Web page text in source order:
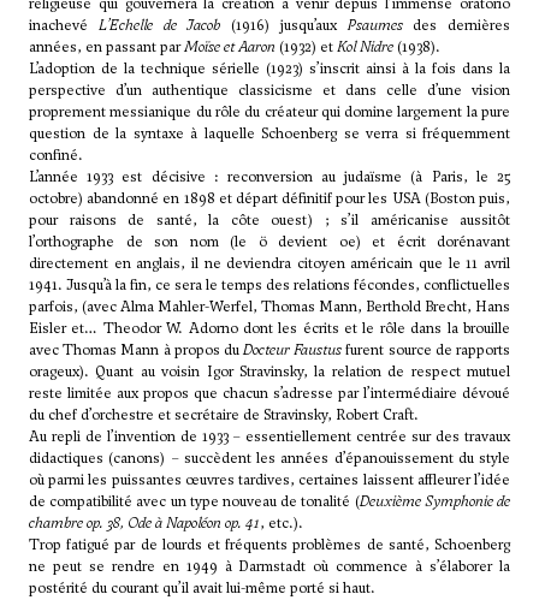
inachevé L’Echelle de Jacob (1916) jusqu’auxPsaumesdes dernières
années, en passant parMoïse et Aaron (1932) etKol Nidre (1938).
L’adoption de la technique sérielle (1923) s’inscrit ainsi à la fois dans la
perspective d’un authentique classicisme et dans celle d’une vision
proprement messianique du rôle du créateur qui domine largement la pure
question de la syntaxe à laquelle Schoenberg se verra si fréquemment
confiné.
L’année 1933 est décisive : reconversion au judaïsme (à Paris, le 25
octobre) abandonné en 1898 et départ définitif pour les USA (Boston puis,
pour raisons de santé, la côte ouest) ; s’il américanise aussitôt
l’orthographe de son nom (le ö devient oe) et écrit dorénavant
directement en anglais, il ne deviendra citoyen américain que le 11 avril
1941. Jusqu’à la fin, ce sera le temps des relations fécondes, conflictuelles
parfois, (avec Alma Mahler-Werfel, Thomas Mann, Berthold Brecht, Hans
Eisler et… Theodor W. Adornodont les écrits et le rôle dans la brouille
avec Thomas Mann à propos duDocteur Faustusfurent source de rapports
orageux). Quant au voisin Igor Stravinsky, la relation de respect mutuel
reste limitée aux propos que chacun s’adresse par l’intermédiaire dévoué
du chef d’orchestre et secrétaire de Stravinsky, Robert Craft.
Au repli de l’invention de 1933 – essentiellement centrée sur des travaux
didactiques (canons) – succèdent les années d’épanouissement du style
où parmi les puissantes œuvres tardives, certaines laissent affleurer l’idée
de compatibilité avec un type nouveau de tonalité (Deuxième Symphonie de
chambre op. 38, Ode à Napoléon op. 41, etc.).
Trop fatigué par de lourds et fréquents problèmes de santé, Schoenberg
ne peut se rendre en 1949 à Darmstadt où commence à s’élaborer la
postérité du courant qu’il avait lui-même porté si haut.